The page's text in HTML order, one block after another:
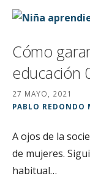
Cómo
educación
27 MAYO, 2021
PABLO REDONDO
A ojos de la
de mujeres.
habitual…